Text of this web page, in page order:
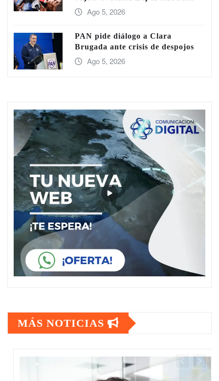
Ago 5, 2026
PAN pide diálogo a Clara
Brugada ante crisis de despojos
Ago 5, 2026
MÁS NOTICIAS